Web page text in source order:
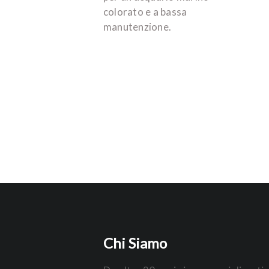
colorato e a bassa
manutenzione.
Chi Siamo